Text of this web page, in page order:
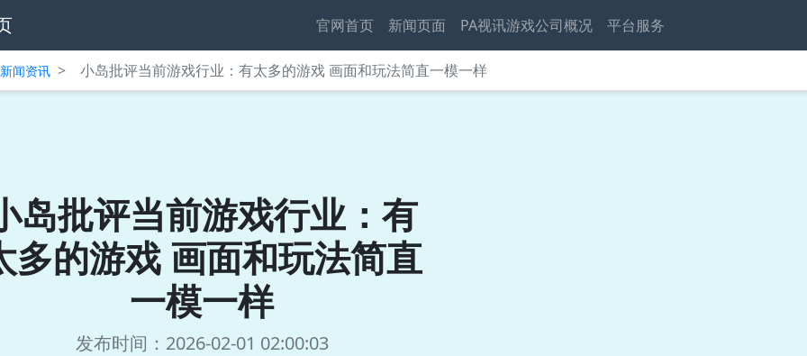
官网首页 新闻页面 PA视讯游戏公司概况 平台服务
闻资讯 > 小岛批评当前游戏行业：有太多的游戏 画面和玩法简直一模一样
岛批评当前游戏行业：有
多的游戏 画面和玩法简直
一模一样
发布时间：2026-02-01 02:00:03